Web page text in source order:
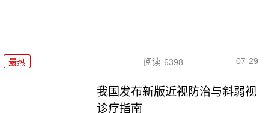
最热 阅读 6398 07-29
我国发布新版近视防治与斜弱视
诊疗指南